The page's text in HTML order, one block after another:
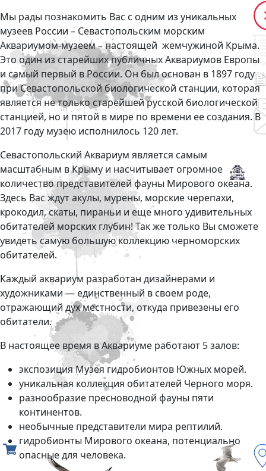
Мы рады познакомить Вас с одним из уникальных
музеев России – Севастопольским морским
Аквариумом-музеем – настоящей жемчужиной Крыма.
Это один из старейших публичных Аквариумов Европы
и самый первый в России. Он был основан в 1897 году
при Севастопольской биологической станции, которая
является не только старейшей русской биологической
станцией, но и пятой в мире по времени ее создания. В
2017 году музею исполнилось 120 лет.
Севастопольский Аквариум является самым
масштабным в Крыму и насчитывает огромное
количество представителей фауны Мирового океана.
Здесь Вас ждут акулы, мурены, морские черепахи,
крокодил, скаты, пираньи и еще много удивительных
обитателей морских глубин! Так же только Вы сможете
увидеть самую большую коллекцию черноморских
обитателей.
Каждый аквариум разработан дизайнерами и
художниками — единственный в своем роде,
отражающий дух местности, откуда привезены его
обитатели.
В настоящее время в Аквариуме работают 5 залов:
экспозиция Музея гидробионтов Южных морей.
уникальная коллекция обитателей Черного моря.
разнообразие пресноводной фауны пяти
континентов.
необычные представители мира рептилий.
гидробионты Мирового океана, потенциально
опасные для человека.